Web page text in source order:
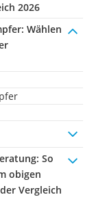
2026
Wählen
: So
obigen
Vergleich